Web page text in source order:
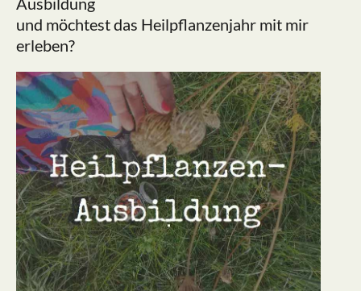
und möchtest das Heilpflanzenjahr mit mir
erleben?